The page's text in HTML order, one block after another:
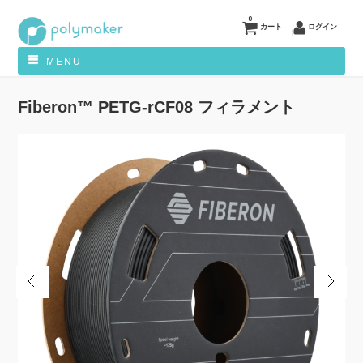
カート
0
ログイン
MENU
Fiberon™ PETG-rCF08 フィラメント